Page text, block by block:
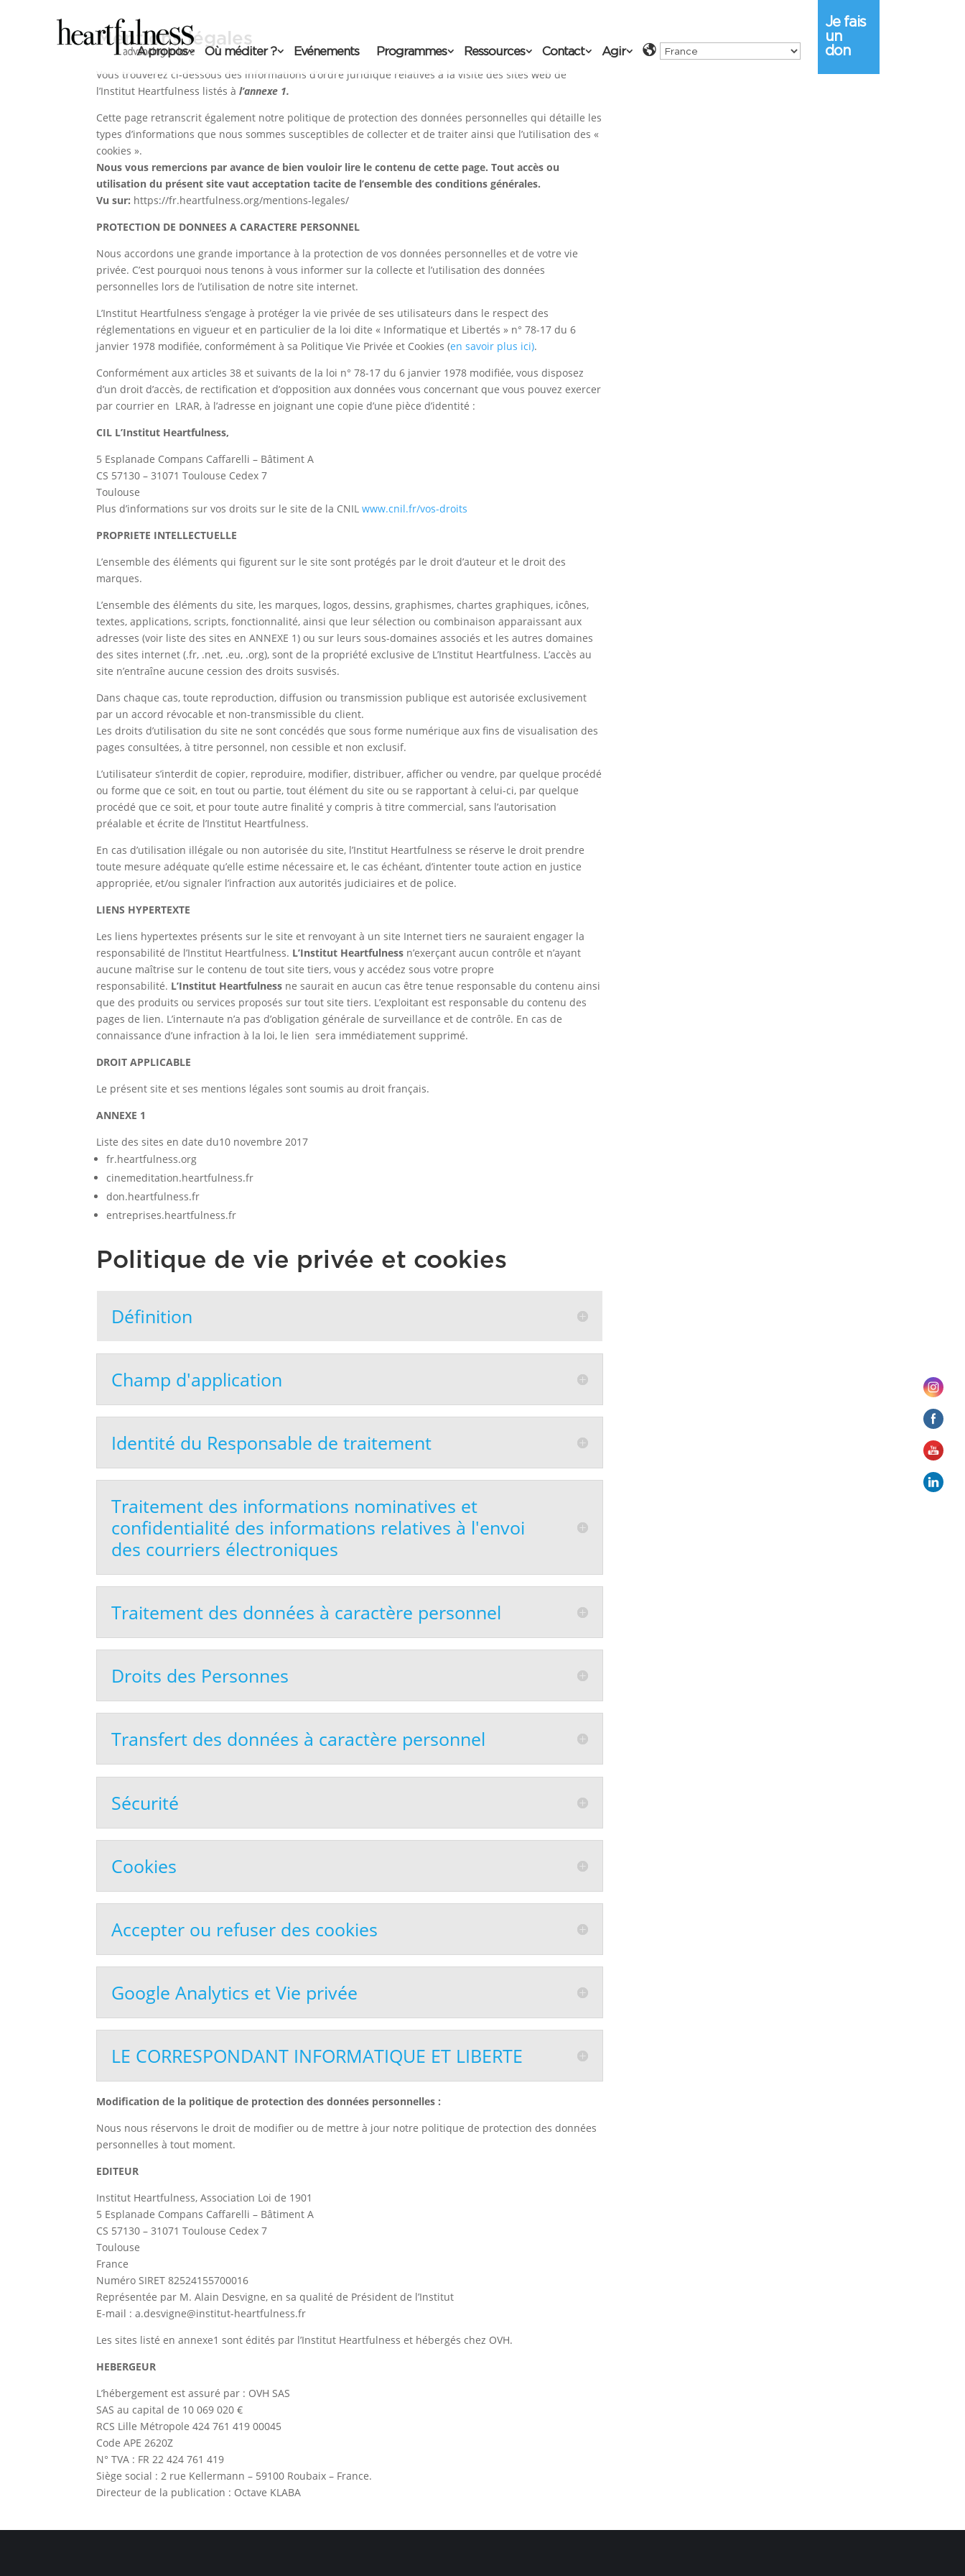
A propos Où méditer ? Evénements Programmes Ressources Contact Agir
Je fais
un
don
Mentions légales
Vous trouverez ci-dessous des informations d’ordre juridique relatives à la visite des sites web de
l’Institut Heartfulness listés à l’annexe 1.
Cette page retranscrit également notre politique de protection des données personnelles qui détaille les
types d’informations que nous sommes susceptibles de collecter et de traiter ainsi que l’utilisation des «
cookies ».
Nous vous remercions par avance de bien vouloir lire le contenu de cette page. Tout accès ou
utilisation du présent site vaut acceptation tacite de l’ensemble des conditions générales.
Vu sur: https://fr.heartfulness.org/mentions-legales/
PROTECTION DE DONNEES A CARACTERE PERSONNEL
Nous accordons une grande importance à la protection de vos données personnelles et de votre vie
privée. C’est pourquoi nous tenons à vous informer sur la collecte et l’utilisation des données
personnelles lors de l’utilisation de notre site internet.
L’Institut Heartfulness s’engage à protéger la vie privée de ses utilisateurs dans le respect des
réglementations en vigueur et en particulier de la loi dite « Informatique et Libertés » n° 78-17 du 6
janvier 1978 modifiée, conformément à sa Politique Vie Privée et Cookies (en savoir plus ici).
Conformément aux articles 38 et suivants de la loi n° 78-17 du 6 janvier 1978 modifiée, vous disposez
d’un droit d’accès, de rectification et d’opposition aux données vous concernant que vous pouvez exercer
par courrier en LRAR, à l’adresse en joignant une copie d’une pièce d’identité :
CIL L’Institut Heartfulness,
5 Esplanade Compans Caffarelli – Bâtiment A
CS 57130 – 31071 Toulouse Cedex 7
Toulouse
Plus d’informations sur vos droits sur le site de la CNILwww.cnil.fr/vos-droits
PROPRIETE INTELLECTUELLE
L’ensemble des éléments qui figurent sur le site sont protégés par le droit d’auteur et le droit des
marques.
L’ensemble des éléments du site, les marques, logos, dessins, graphismes, chartes graphiques, icônes,
textes, applications, scripts, fonctionnalité, ainsi que leur sélection ou combinaison apparaissant aux
adresses (voir liste des sites en ANNEXE 1) ou sur leurs sous-domaines associés et les autres domaines
des sites internet (.fr, .net, .eu, .org), sont de la propriété exclusive de L’Institut Heartfulness. L’accès au
site n’entraîne aucune cession des droits susvisés.
Dans chaque cas, toute reproduction, diffusion ou transmission publique est autorisée exclusivement
par un accord révocable et non-transmissible du client.
Les droits d’utilisation du site ne sont concédés que sous forme numérique aux fins de visualisation des
pages consultées, à titre personnel, non cessible et non exclusif.
L’utilisateur s’interdit de copier, reproduire, modifier, distribuer, afficher ou vendre, par quelque procédé
ou forme que ce soit, en tout ou partie, tout élément du site ou se rapportant à celui-ci, par quelque
procédé que ce soit, et pour toute autre finalité y compris à titre commercial, sans l’autorisation
préalable et écrite de l’Institut Heartfulness.
En cas d’utilisation illégale ou non autorisée du site, l’Institut Heartfulness se réserve le droit prendre
toute mesure adéquate qu’elle estime nécessaire et, le cas échéant, d’intenter toute action en justice
appropriée, et/ou signaler l’infraction aux autorités judiciaires et de police.
LIENS HYPERTEXTE
Les liens hypertextes présents sur le site et renvoyant à un site Internet tiers ne sauraient engager la
responsabilité de l’Institut Heartfulness. L’Institut Heartfulness n’exerçant aucun contrôle et n’ayant
aucune maîtrise sur le contenu de tout site tiers, vous y accédez sous votre propre
responsabilité. L’Institut Heartfulness ne saurait en aucun cas être tenue responsable du contenu ainsi
que des produits ou services proposés sur tout site tiers. L’exploitant est responsable du contenu des
pages de lien. L’internaute n’a pas d’obligation générale de surveillance et de contrôle. En cas de
connaissance d’une infraction à la loi, le lien sera immédiatement supprimé.
DROIT APPLICABLE
Le présent site et ses mentions légales sont soumis au droit français.
ANNEXE 1
Liste des sites en date du10 novembre 2017
fr.heartfulness.org
cinemeditation.heartfulness.fr
don.heartfulness.fr
entreprises.heartfulness.fr
Politique de vie privée et cookies
Définition
Champ d'application
Identité du Responsable de traitement
Traitement des informations nominatives et
confidentialité des informations relatives à l'envoi
des courriers électroniques
Traitement des données à caractère personnel
Droits des Personnes
Transfert des données à caractère personnel
Sécurité
Cookies
Accepter ou refuser des cookies
Google Analytics et Vie privée
LE CORRESPONDANT INFORMATIQUE ET LIBERTE
Modification de la politique de protection des données personnelles :
Nous nous réservons le droit de modifier ou de mettre à jour notre politique de protection des données
personnelles à tout moment.
EDITEUR
Institut Heartfulness, Association Loi de 1901
5 Esplanade Compans Caffarelli – Bâtiment A
CS 57130 – 31071 Toulouse Cedex 7
Toulouse
France
Numéro SIRET 82524155700016
Représentée par M. Alain Desvigne, en sa qualité de Président de l’Institut
E-mail : a.desvigne@institut-heartfulness.fr
Les sites listé en annexe1 sont édités par l’Institut Heartfulness et hébergés chez OVH.
HEBERGEUR
L’hébergement est assuré par : OVH SAS
SAS au capital de 10 069 020 €
RCS Lille Métropole 424 761 419 00045
Code APE 2620Z
N° TVA : FR 22 424 761 419
Siège social : 2 rue Kellermann – 59100 Roubaix – France.
Directeur de la publication : Octave KLABA